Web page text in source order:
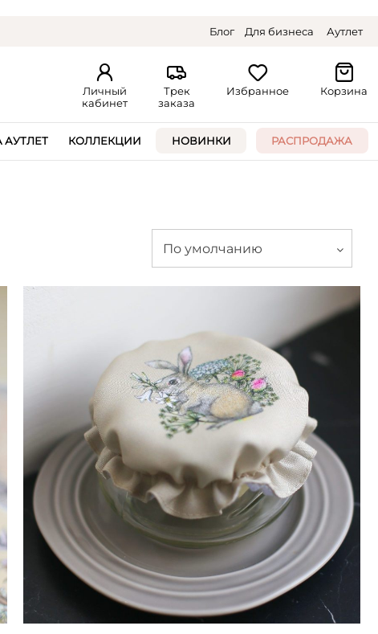
Блог Для бизнеса Аутлет
Личный
кабинет
Трек
заказа
Избранное Корзина
АУТЛЕТ КОЛЛЕКЦИИ НОВИНКИ РАСПРОДАЖА
По умолчанию